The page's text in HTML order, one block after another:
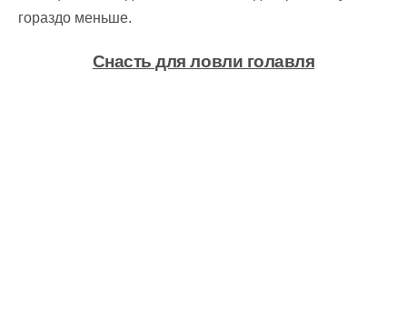
гораздо меньше.
Снасть для ловли голавля